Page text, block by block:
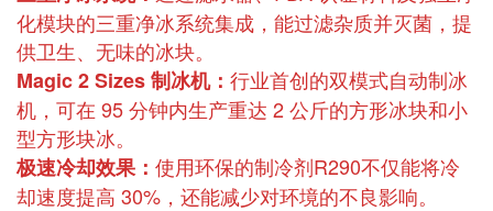
化模块的三重净冰系统集成，能过滤杂质并灭菌，提
供卫生、无味的冰块。
Magic 2 Sizes 制冰机： 行业首创的双模式自动制冰
机，可在 95 分钟内生产重达 2 公斤的方形冰块和小
型方形块冰。
极速冷却效果： 使用环保的制冷剂R290不仅能将冷
却速度提高 30%，还能减少对环境的不良影响。